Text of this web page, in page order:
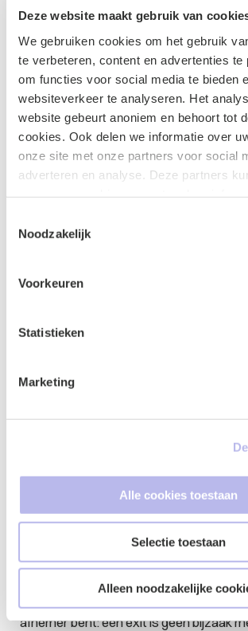
Deze website maakt gebruik van
We gebruiken cookies om het gebruik
te verbeteren, content en advertenties te
om functies voor social media te bieden
websiteverkeer te analyseren. Het
website gebeurt anoniem en behoort tot
cookies. Ook delen we informatie over
onze site met onze partners voor social
adverteren en analyse. Deze partners
uw gebruik van hun services.
Noodzakelijk
Voorkeuren
Statistieken
Marketing
Alle cookies toestaan
Selectie toestaan
Alleen noodzakelijke
Deze zaak benadrukt het belang van
doordachte exitstrategie, zowel voor
leveranciers.Voor afnemers:
Breng afhankelijkheden in kaart:
functioneel en operationeel.
Leg exit-afspraken contractueel
Houd rekening met budget en
van alternatieven.
Voor leveranciers:
deze op in contractdocumentatie.
Wees vooraf transparant over
Vermijd een juridisch zwakke
Toekomstbestendig contracteren
De uitspraak in de zaak RWS/
het uitgangspunt was dat de klant bij
contractbeëindiging zelf
continuïteit, geldt nu: bij aantoonbare
rust op de leverancier een verplichting
exitondersteuning te bieden. Of je nu
afnemer bent: een exit is geen bijzaak